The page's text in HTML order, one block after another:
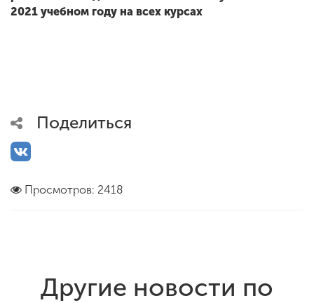
2021 учебном году на всех курсах
Поделиться
Просмотров: 2418
Другие новости по